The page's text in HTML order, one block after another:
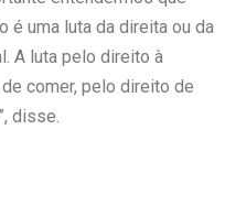
é uma luta da direita ou da
A luta pelo direito à
comer, pelo direito de
disse.